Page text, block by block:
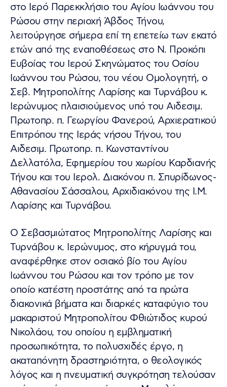
στο Ιερό Παρεκκλήσιο του Αγίου Ιωάννου του
Ρώσου στην περιοχή Άβδος Τήνου,
λειτούργησε σήμερα επί τη επετείω των εκατό
ετών από της εναποθέσεως στο Ν. Προκόπι
Ευβοίας του Ιερού Σκηνώματος του Οσίου
Ιωάννου του Ρώσου, του νέου Ομολογητή, ο
Σεβ. Μητροπολίτης Λαρίσης και Τυρνάβου κ.
Ιερώνυμος πλαισιούμενος υπό του Αιδεσιμ.
Πρωτοπρ. π. Γεωργίου Φανερού, Αρχιερατικού
Επιτρόπου της Ιεράς νήσου Τήνου, του
Αιδεσιμ. Πρωτοπρ. π. Κωνσταντίνου
Δελλατόλα, Εφημερίου του χωρίου Καρδιανής
Τήνου και του Ιερολ. Διακόνου π. Σπυρίδωνος-
Αθανασίου Σάσσαλου, Αρχιδιακόνου της Ι.Μ.
Λαρίσης και Τυρνάβου.
Ο Σεβασμιώτατος Μητροπολίτης Λαρίσης και
Τυρνάβου κ. Ιερώνυμος, στο κήρυγμά του,
αναφέρθηκε στον οσιακό βίο του Αγίου
Ιωάννου του Ρώσου και τον τρόπο με τον
οποίο κατέστη προστάτης από τα πρώτα
διακονικά βήματα και διαρκές καταφύγιο του
μακαριστού Μητροπολίτου Φθιώτιδος κυρού
Νικολάου, του οποίου η εμβληματική
προσωπικότητα, το πολυσχιδές έργο, η
ακαταπόνητη δραστηριότητα, ο θεολογικός
λόγος και η πνευματική συγκρότηση τελούσαν